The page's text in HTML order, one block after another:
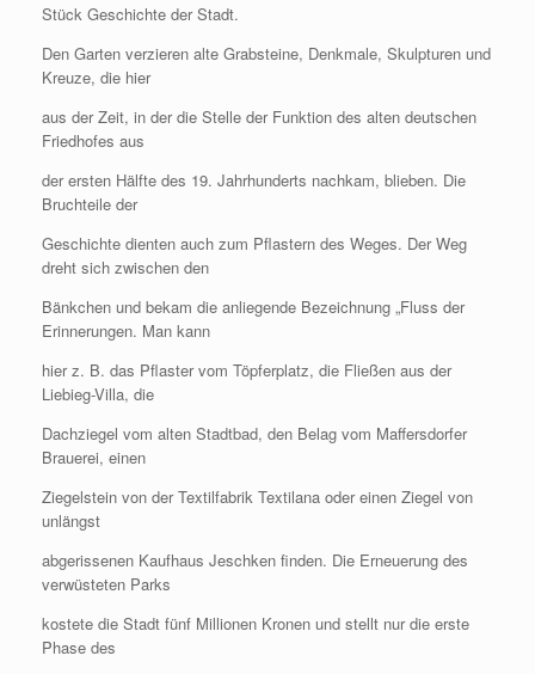
Stück Geschichte der Stadt.
Den Garten verzieren alte Grabsteine, Denkmale, Skulpturen und
Kreuze, die hier
aus der Zeit, in der die Stelle der Funktion des alten deutschen
Friedhofes aus
der ersten Hälfte des 19. Jahrhunderts nachkam, blieben. Die
Bruchteile der
Geschichte dienten auch zum Pflastern des Weges. Der Weg
dreht sich zwischen den
Bänkchen und bekam die anliegende Bezeichnung „Fluss der
Erinnerungen. Man kann
hier z. B. das Pflaster vom Töpferplatz, die Fließen aus der
Liebieg-Villa, die
Dachziegel vom alten Stadtbad, den Belag vom Maffersdorfer
Brauerei, einen
Ziegelstein von der Textilfabrik Textilana oder einen Ziegel von
unlängst
abgerissenen Kaufhaus Jeschken finden. Die Erneuerung des
verwüsteten Parks
kostete die Stadt fünf Millionen Kronen und stellt nur die erste
Phase des